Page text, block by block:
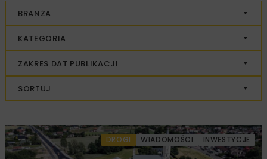
BRANŻA
KATEGORIA
ZAKRES DAT PUBLIKACJI
SORTUJ
DROGI WIADOMOŚCI INWESTYCJE